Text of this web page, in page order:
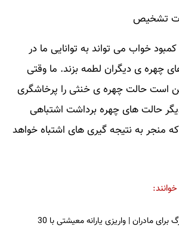
خواب می تواند به توانایی ما در
چهره ی دیگران لطمه بزند. ما وقتی
است حالت چهره ی خنثی را پرخاشگری
دیگر حالت های چهره برداشت اشتباهی
منجر به نتیجه گیری های اشتباه خواهد
پرداخت کالابرگ برای مادران | واریزی یارانه معیشتی با 30